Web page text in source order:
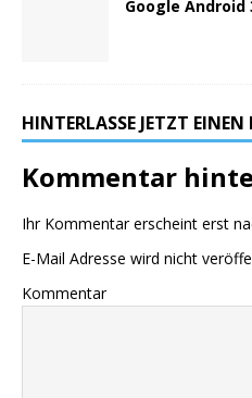
Google
HINTERLASSE JETZT
Kommentar
Ihr Kommentar erscheint erst
E-Mail Adresse wird nicht
Kommentar